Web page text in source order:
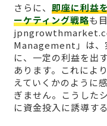
さらに、 即座に利益
ーケティング戦略も
Management」は、
に、一定の利益を出
あります。これによ
えていくかのように
ぎません。こうした
に資金投入に誘導す